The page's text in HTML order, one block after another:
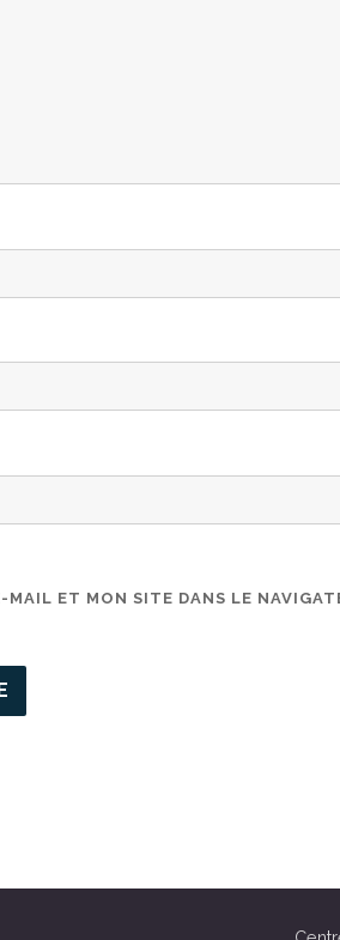
MAIL ET MON SITE DANS LE